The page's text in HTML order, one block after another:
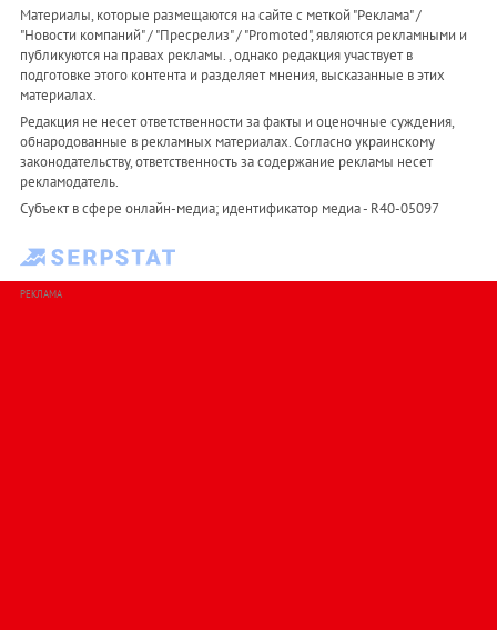
Материалы, которые размещаются на сайте с меткой "Реклама" /
"Новости компаний" / "Пресрелиз" / "Promoted", являются рекламными и
публикуются на правах рекламы. , однако редакция участвует в
подготовке этого контента и разделяет мнения, высказанные в этих
материалах.
Редакция не несет ответственности за факты и оценочные суждения,
обнародованные в рекламных материалах. Согласно украинскому
законодательству, ответственность за содержание рекламы несет
рекламодатель.
Субъект в сфере онлайн-медиа; идентификатор медиа - R40-05097
РЕКЛАМА